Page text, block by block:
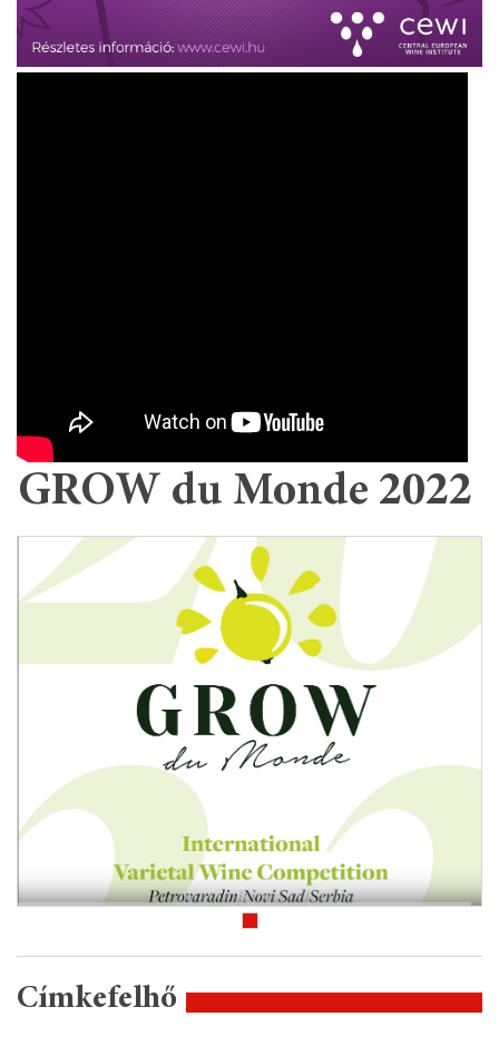
GROW du Monde 2022
Címkefelhő